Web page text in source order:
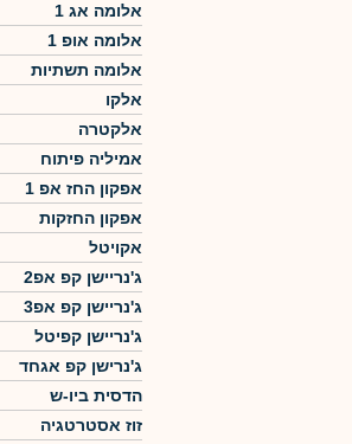
אלומה אג 1
אלומה אופ 1
אלומה תשתיות
אלקו
אלקטרה
אמיליה פיתוח
אפקון החז אפ 1
אפקון החזקות
אקויטל
ג'נריישן קפ אפ2
ג'נריישן קפ אפ3
ג'נריישן קפיטל
ג'נרישן קפ אגחד
הדסית ביו-ש
זוז אסטרטגיה